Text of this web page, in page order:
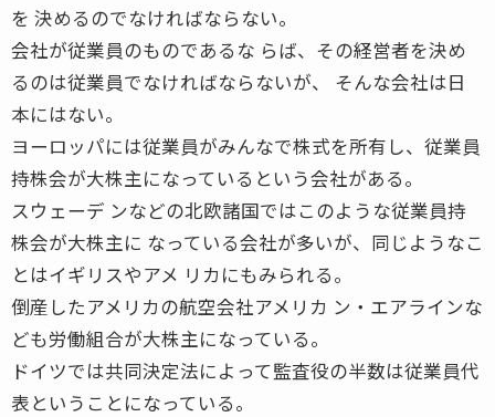
を 決めるのでなければならない。
会社が従業員のものであるな らば、その経営者を決め
るのは従業員でなければならないが、 そんな会社は日
本にはない。
ヨーロッパには従業員がみんなで株式を所有し、従業員
持株会が大株主になっているという会社がある。
スウェーデ ンなどの北欧諸国ではこのような従業員持
株会が大株主に なっている会社が多いが、同じようなこ
とはイギリスやアメ リカにもみられる。
倒産したアメリカの航空会社アメリカ ン・エアラインな
ども労働組合が大株主になっている。
ドイツでは共同決定法によって監査役の半数は従業員代
表ということになっている。